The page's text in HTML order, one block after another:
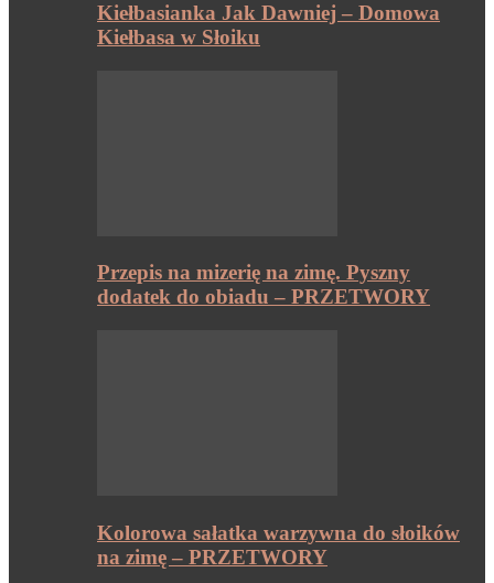
Kiełbasianka Jak Dawniej – Domowa
Kiełbasa w Słoiku
Przepis na mizerię na zimę. Pyszny
dodatek do obiadu – PRZETWORY
Kolorowa sałatka warzywna do słoików
na zimę – PRZETWORY